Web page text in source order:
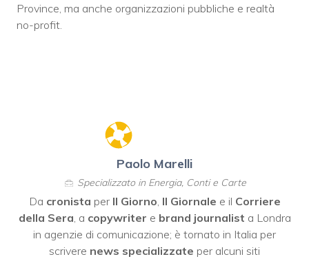
Province, ma anche organizzazioni pubbliche e realtà
no-profit.
Paolo Marelli
Specializzato in Energia, Conti e Carte
Da cronista per Il Giorno, Il Giornale e il Corriere
della Sera, a copywriter e brand journalist a Londra
in agenzie di comunicazione; è tornato in Italia per
scrivere news specializzate per alcuni siti